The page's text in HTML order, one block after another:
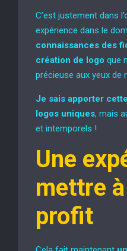
C’est justement dans
expérience dans le
connaissances des
création de logo que
précieuse aux yeux de
Je sais apporter
logos uniques, mais
et intemporels !
Une
mettre
profit